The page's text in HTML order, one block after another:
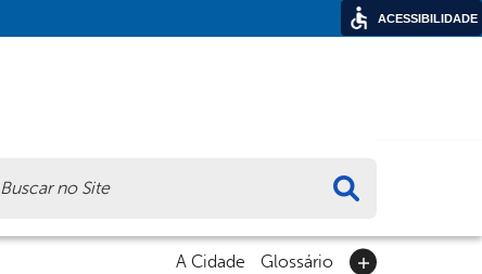
A Cidade Glossário
ACESSIBILIDADE